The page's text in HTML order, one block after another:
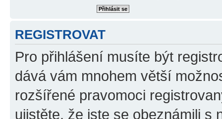
REGISTROVAT
Pro přihlášení musíte být
dává vám mnohem větší
rozšířené pravomoci
ujistěte, že jste se obeznámili s